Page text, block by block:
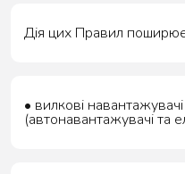
Дія цих Правил
• вилкові
(автонавантажувачі та